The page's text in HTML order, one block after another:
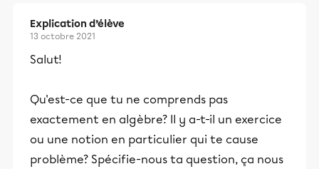
Explication d’élève
13 octobre 2021
Salut!
Qu'est-ce que tu ne comprends pas
exactement en algèbre? Il y a-t-il un exercice
ou une notion en particulier qui te cause
problème? Spécifie-nous ta question, ça nous